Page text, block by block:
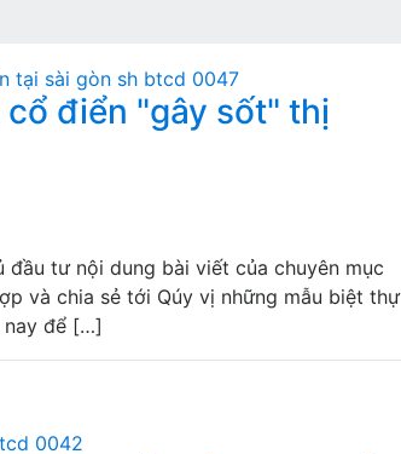
điển "gây sốt" thị
đầu tư nội dung bài viết của chuyên mục
và chia sẻ tới Qúy vị những mẫu biệt thự
nay để […]